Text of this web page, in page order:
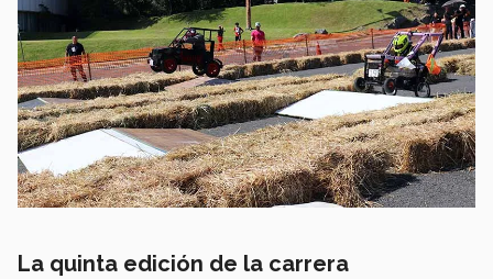
La quinta edición de la carrera